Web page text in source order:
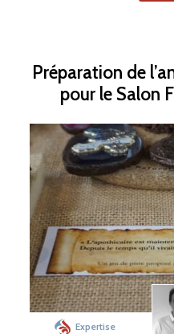
Préparation de
pour le Salon
Expertise